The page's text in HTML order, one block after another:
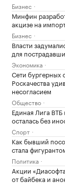
Бизнес
Минфин
акцизе на
Бизнес
Власти
для
Экономика
Сети бургерных
Роскачества
несогласием
Общество
Единая Лига
осталась без
Спорт
Как бывший
стала
Политика
Акции
от байбека и